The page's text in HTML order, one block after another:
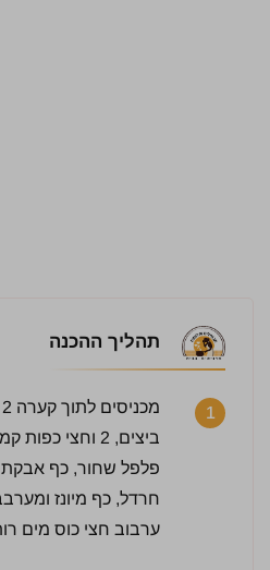
תהליך ההכנה
1
ביצים, 2 וחצי
פלפל שחור, כף אבקת
חרדל, כף מיונז
ערבוב חצי כוס מים